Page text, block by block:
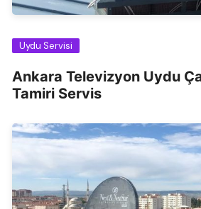
Uydu Servisi
Ankara Televizyon Uydu
Tamiri Servis